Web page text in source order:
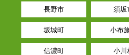
長野市 須坂
坂城町 小布
信濃町 小川